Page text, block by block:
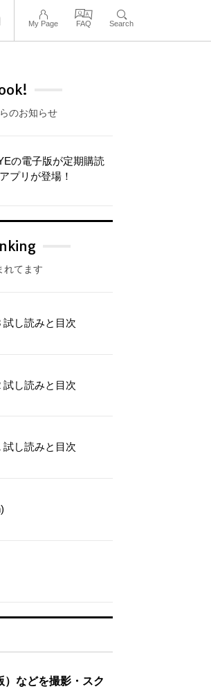
My Page FAQ Search
のお知らせ
の電子版が定期購読
プリが登場！
れてます
試し読みと目次
試し読みと目次
試し読みと目次
）などを撮影・スク